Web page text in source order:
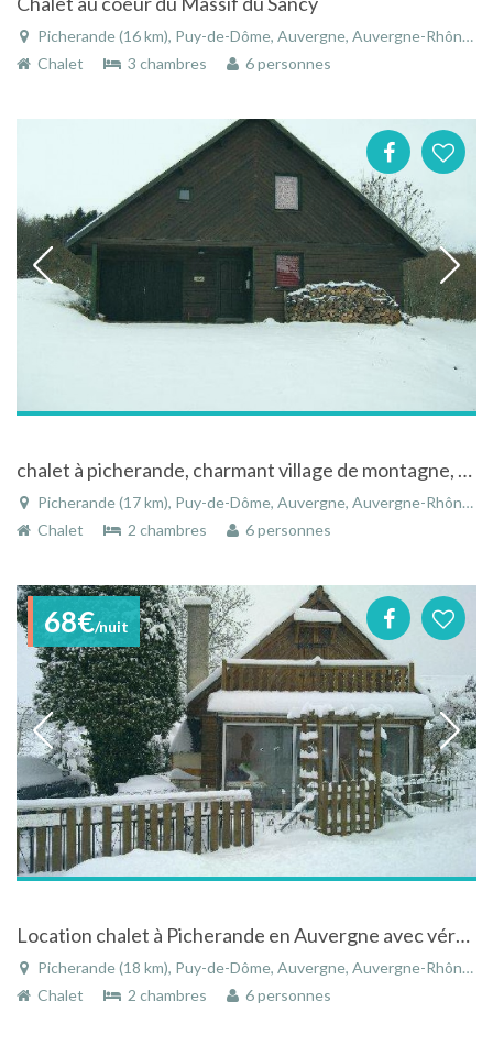
Picherande (16 km), Puy-de-Dôme, Auvergne, Auvergne-Rhône-Alpes, France
Chalet
3 chambres 6 personnes
chalet à picherande, charmant village de montagne, au coeur du massif du sancy
Picherande (17 km), Puy-de-Dôme, Auvergne, Auvergne-Rhône-Alpes, France
Chalet
2 chambres 6 personnes
68€/nuit
Location chalet à Picherande en Auvergne avec véranda et terrasse vue sur le Sancy
Picherande (18 km), Puy-de-Dôme, Auvergne, Auvergne-Rhône-Alpes, France
Chalet
2 chambres 6 personnes